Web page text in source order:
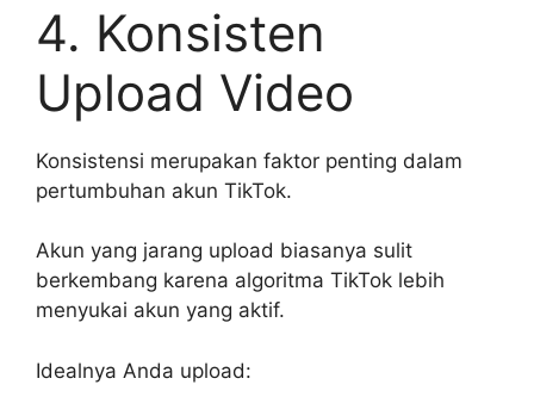
4. Konsisten
Upload Video
Konsistensi merupakan faktor penting dalam
pertumbuhan akun TikTok.
Akun yang jarang upload biasanya sulit
berkembang karena algoritma TikTok lebih
menyukai akun yang aktif.
Idealnya Anda upload: